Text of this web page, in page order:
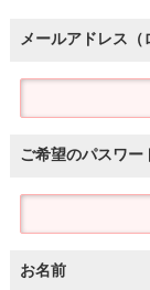
メールアドレス（
ご希望のパスワー
お名前